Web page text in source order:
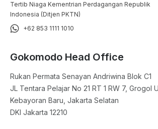
Tertib Niaga Kementrian Perdagangan Republik
Indonesia (Ditjen PKTN)
+62 853 1111 1010
Gokomodo Head Office
Rukan Permata Senayan Andriwina Blok C1
JL Tentara Pelajar No 21 RT 1 RW 7, Grogol
Kebayoran Baru, Jakarta Selatan
DKI Jakarta 12210